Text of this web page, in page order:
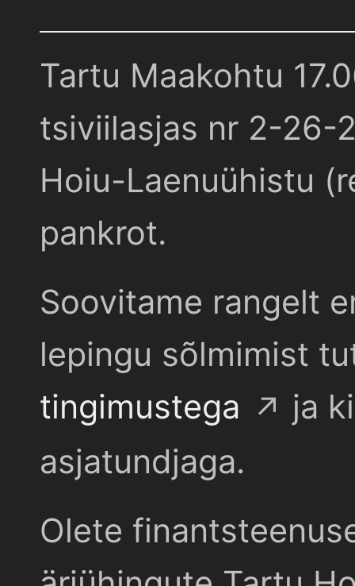
Tartu Maakohtu
tsiviilasjas nr 2-26-
Hoiu-Laenuühistu
pankrot.
Soovitame rangelt
lepingu sõlmimist
tingimustega
ja
asjatundjaga.
Olete